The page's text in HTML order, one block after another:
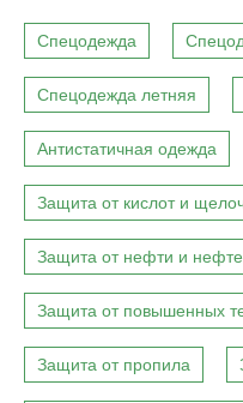
Спецодежда
Спецодежда летняя
Антистатичная одежда
Защита от кислот и
Защита от нефти и
Защита от повышенных
Защита от пропила